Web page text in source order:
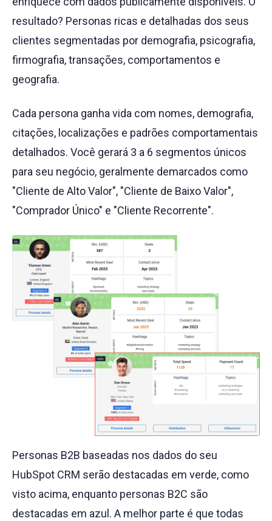
resultado? Personas ricas e detalhadas dos seus
clientes segmentadas por demografia, psicografia,
firmografia, transações, comportamentos e
geografia.
Cada persona ganha vida com nomes, demografia,
citações, localizações e padrões comportamentais
detalhados. Você gerará 3 a 6 segmentos únicos
para seu negócio, geralmente demarcados como
"Cliente de Alto Valor", "Cliente de Baixo Valor",
"Comprador Único" e "Cliente Recorrente".
Personas B2B baseadas nos dados do seu
HubSpot CRM serão destacadas em verde, como
visto acima, enquanto personas B2C são
destacadas em azul. A melhor parte é que todas